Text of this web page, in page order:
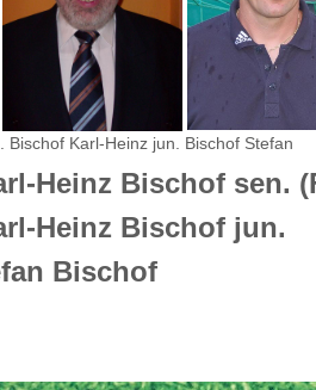
Bischof Karl-Heinz jun. Bischof Stefan
Heinz Bischof sen.
Heinz Bischof jun.
Bischof